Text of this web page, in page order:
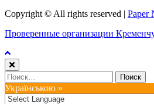
Copyright © All rights reserved | Paper
Проверенные организации
Найти:
Українською »